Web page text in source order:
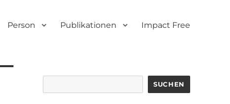
Person Publikationen Impact Free
SUCHEN